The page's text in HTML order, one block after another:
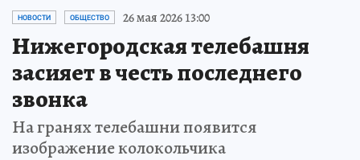
НОВОСТИ ОБЩЕСТВО 26 мая 2026 13:00
Нижегородская телебашня
засияет в честь последнего
звонка
На гранях телебашни появится
изображение колокольчика